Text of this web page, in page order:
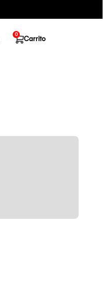
Carrito
0